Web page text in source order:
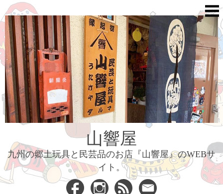
Skip
to
content
山響屋
九州の郷土玩具と民芸品のお店『山響屋』のWEBサ
イト。